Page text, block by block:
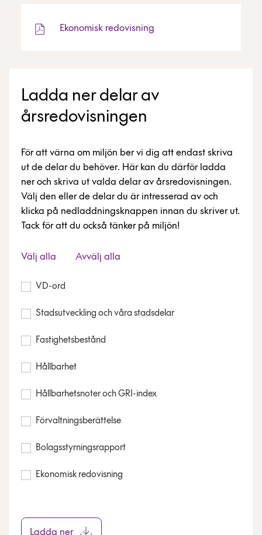
Ekonomisk redovisning
Ladda ner delar av
årsredovisningen
För att värna om miljön ber vi dig att endast skriva
ut de delar du behöver. Här kan du därför ladda
ner och skriva ut valda delar av årsredovisningen.
Välj den eller de delar du är intresserad av och
klicka på nedladdningsknappen innan du skriver ut.
Tack för att du också tänker på miljön!
Välj alla Avvälj alla
VD-ord
Stadsutveckling och våra stadsdelar
Fastighetsbestånd
Hållbarhet
Hållbarhetsnoter och GRI-index
Förvaltningsberättelse
Bolagsstyrningsrapport
Ekonomisk redovisning
Ladda ner